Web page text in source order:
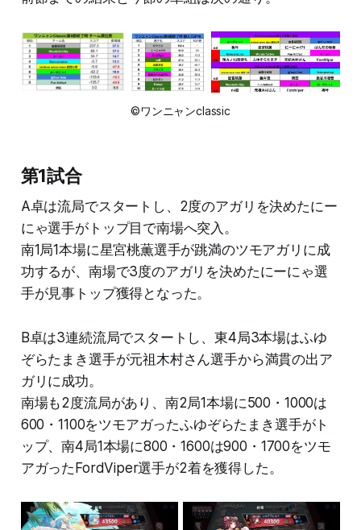
©ワンニャンclassic
第1試合
A卓は流局でスタートし、2度のアガリを決めたにー
にゃ選手がトップ目で南場へ突入。
南1局1本場に星宮桃薫選手が跳満のツモアガリに成
功するが、南場で3度のアガリを決めたにーにゃ選
手が見事トップ獲得となった。
B卓は3連続流局でスタートし、東4局3本場はふゆ
ぞらたまき選手が元祖木村さん選手から満貫の出ア
ガリに成功。
南場も2度流局があり、南2局1本場に500・1000は
600・1100をツモアガったふゆぞらたまき選手がト
ップ、南4局1本場に800・1600は900・1700をツモ
アガったFordViper選手が2着を獲得した。